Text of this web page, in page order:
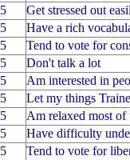
5 Get stressed out
5 Have a rich
5 Tend to vote for
5 Don't talk a lot
5 Am interested in
5 Let my things
5 Am relaxed most of
5 Have difficulty
5 Tend to vote for